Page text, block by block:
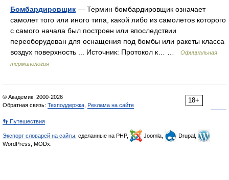
Бомбардировщик — Термин бомбардировщик означает
самолет того или иного типа, какой либо из самолетов которого
с самого начала был построен или впоследствии
переоборудован для оснащения под бомбы или ракеты класса
воздух поверхность ... Источник: Протокол к… …
Официальная
терминология
18+
© Академик, 2000-2026
Обратная связь: Техподдержка Реклама на сайте
👣 Путешествия
Экспорт словарей на сайты , сделанные на PHP, Joomla,
Drupal,
WordPress, MODx.